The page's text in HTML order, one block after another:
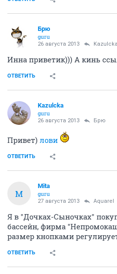
Брю
guru
26 августа 2013 Kazulcka
Инна приветик))) А кинь
ОТВЕТИТЬ
Kazulcka
guru
26 августа 2013 Брю
Привет) лови
ОТВЕТИТЬ
M
Mita
guru
27 августа 2013 Аquаrеl
Я в "Дочках-Сыночках"
бассейн, фирма
размер кнопками
ОТВЕТИТЬ